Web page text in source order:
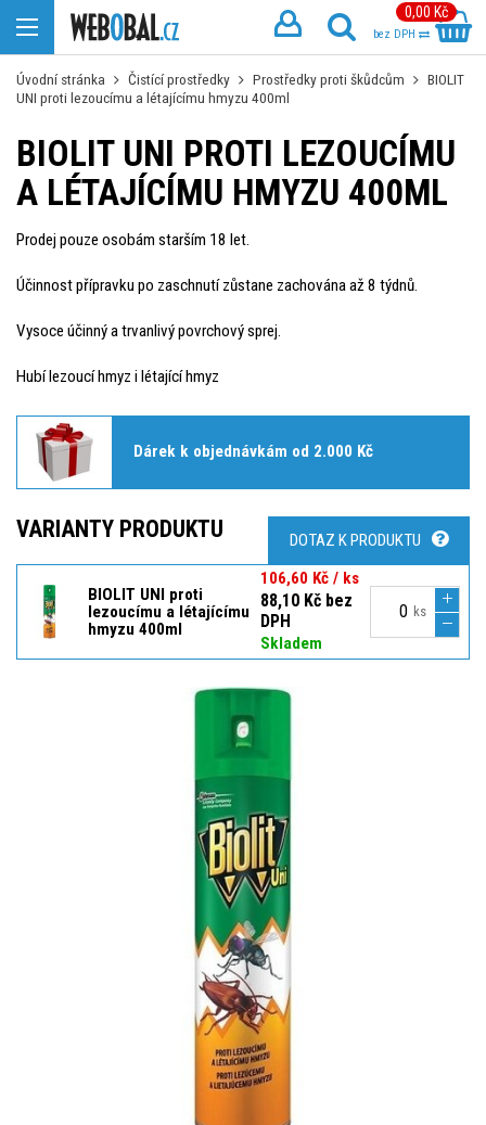
0,00 Kč
bez DPH
Úvodní stránka Čistící prostředky Prostředky proti škůdcům
BIOLIT
UNI proti lezoucímu a létajícímu hmyzu 400ml
BIOLIT UNI PROTI LEZOUCÍMU
A LÉTAJÍCÍMU HMYZU 400ML
Prodej pouze osobám starším 18 let.
Účinnost přípravku po zaschnutí zůstane zachována až 8 týdnů.
Vysoce účinný a trvanlivý povrchový sprej.
Hubí lezoucí hmyz i létající hmyz
Dárek k objednávkám od 2.000 Kč
VARIANTY PRODUKTU DOTAZ K PRODUKTU
BIOLIT UNI proti
lezoucímu a létajícímu
hmyzu 400ml
106,60 Kč / ks
88,10 Kč bez
DPH
Skladem
ks